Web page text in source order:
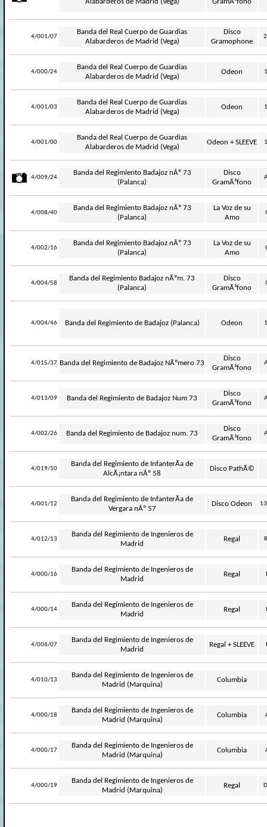
4/001/07
Banda del Real Cuerpo de Guardias
Alabarderos de Madrid (Vega)
Disco
Gramophone
4/000/24
Banda del Real Cuerpo de Guardias
Alabarderos de Madrid (Vega)
Odeon
4/001/03
Banda del Real Cuerpo de Guardias
Alabarderos de Madrid (Vega)
Odeon
4/001/00
Banda del Real Cuerpo de Guardias
Alabarderos de Madrid (Vega)
Odeon + SLEEVE
4/009/24
Banda del Regimiento Badajoz nÂº 73
(Palanca)
Disco
GramÃ³fono
4/008/40
Banda del Regimiento Badajoz nÂº 73
(Palanca)
La Voz de su
Amo
4/002/16
Banda del Regimiento Badajoz nÂº 73
(Palanca)
La Voz de su
Amo
4/004/58
Banda del Regimiento Badajoz nÃºm. 73
(Palanca)
Disco
GramÃ³fono
4/004/46 Banda del Regimiento de Badajoz (Palanca) Odeon
4/015/37 Banda del Regimiento de Badajoz NÃºmero 73
Disco
GramÃ³fono
4/013/09 Banda del Regimiento de Badajoz Num 73
Disco
GramÃ³fono
4/002/26 Banda del Regimiento de Badajoz num. 73
Disco
GramÃ³fono
4/019/10
Banda del Regimiento de InfanterÃ­a de
AlcÃ¡ntara nÂº 58
Disco PathÃ©
4/001/12
Banda del Regimiento de InfanterÃ­a de
Vergara nÂº 57
Disco Odeon
4/012/13
Banda del Regimiento de Ingenieros de
Madrid
Regal
4/000/16
Banda del Regimiento de Ingenieros de
Madrid
Regal
4/000/14
Banda del Regimiento de Ingenieros de
Madrid
Regal
4/006/07
Banda del Regimiento de Ingenieros de
Madrid
Regal + SLEEVE
4/010/13
Banda del Regimiento de Ingenieros de
Madrid (Marquina)
Columbia
4/000/18
Banda del Regimiento de Ingenieros de
Madrid (Marquina)
Columbia
4/000/17
Banda del Regimiento de Ingenieros de
Madrid (Marquina)
Columbia
4/000/19
Banda del Regimiento de Ingenieros de
Madrid (Marquina)
Regal